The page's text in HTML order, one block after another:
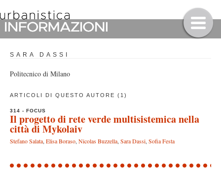
SARA DASSI
Politecnico di Milano
ARTICOLI DI QUESTO AUTORE (1)
314 - FOCUS
Il progetto di rete verde multisistemica nella
città di Mykolaiv
Stefano Salata, Elisa Boraso, Nicolas Buzzella, Sara Dassi, Sofia Festa